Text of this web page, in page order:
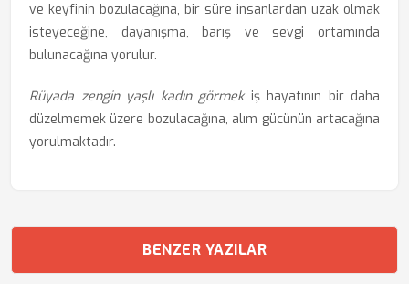
ve keyfinin bozulacağına, bir süre insanlardan uzak olmak
isteyeceğine, dayanışma, barış ve sevgi ortamında
bulunacağına yorulur.
Rüyada zengin yaşlı kadın görmekiş hayatının bir daha
düzelmemek üzere bozulacağına, alım gücünün artacağına
yorulmaktadır.
BENZER YAZILAR